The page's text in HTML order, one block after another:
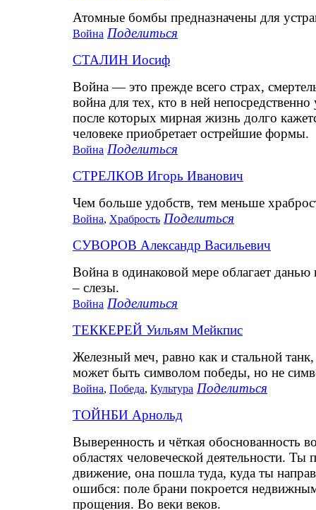
Атомные бомбы предназначены для
Война Поделиться
СТАЛИН Иосиф
Война — это прежде всего страх,
война для тех, кто в ней
после которых мирная жизнь долго
человеке приобретает острейшие формы.
Война Поделиться
СТРЕЛКОВ Игорь Иванович
Чем больше удобств, тем меньше
Война, Храбрость Поделиться
СУВОРОВ Александр Васильевич
Война в одинаковой мере облагает
– слезы.
Война Поделиться
ТЕККЕРЕЙ Уильям Мейкпис
Железный меч, равно как и стальной
может быть символом победы, но не
Война, Победа, Культура Поделиться
ТОЙНБИ Арнольд
Выверенность и чёткая обоснованность
областях человеческой деятельности.
движение, она пошла туда, куда ты
ошибся: поле брани покроется
прощения. Во веки веков.